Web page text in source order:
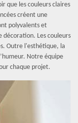
que les couleurs claires
créent une
polyvalents et
décoration. Les couleurs
Outre l'esthétique, la
Notre équipe
chaque projet.